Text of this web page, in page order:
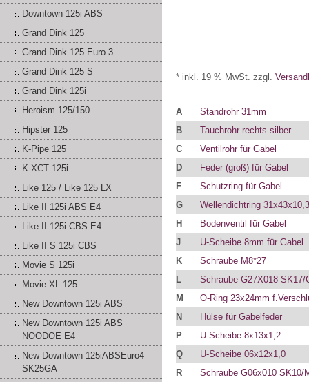
Downtown 125i ABS
Grand Dink 125
Grand Dink 125 Euro 3
Grand Dink 125 S
Grand Dink 125i
Heroism 125/150
Hipster 125
K-Pipe 125
K-XCT 125i
Like 125 / Like 125 LX
Like II 125i ABS E4
Like II 125i CBS E4
Like II S 125i CBS
Movie S 125i
Movie XL 125
New Downtown 125i ABS
New Downtown 125i ABS
NOODOE E4
New Downtown 125iABSEuro4
SK25GA
* inkl. 19 % MwSt. zzgl.
A
Standrohr 31mm
B
Tauchrohr rechts silber
C
Ventilrohr für Gabel
D
Feder (groß) für Gabel
F
Schutzring für Gabel
G
Wellendichtring 31x43x10,3
H
Bodenventil für Gabel
J
U-Scheibe 8mm für Gabel
K
Schraube M8*27
L
Schraube G27X018 SK17/
M
O-Ring 23x24mm
N
Hülse für Gabelfeder
P
U-Scheibe 8x13x1,2
Q
U-Scheibe 06x12x1,0
R
Schraube G06x010 SK10/